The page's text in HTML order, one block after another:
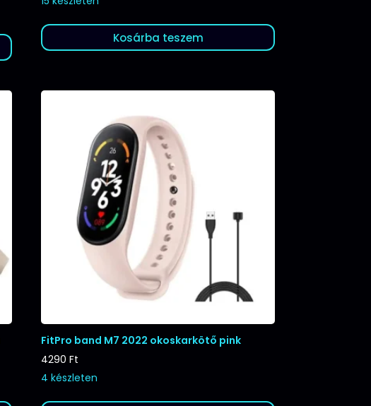
Kosárba teszem
FitPro band M7 2022 okoskarkötő pink
4290Ft
4 készleten